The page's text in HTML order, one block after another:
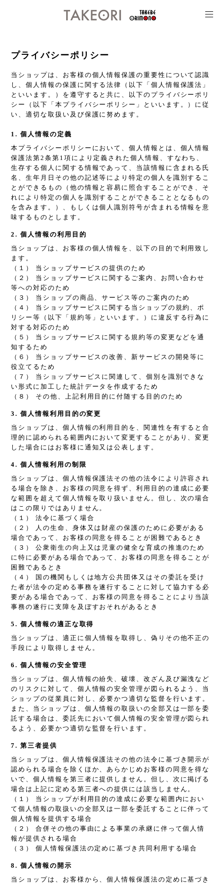
プライバシーポリシー
当ショップは、お客様の個人情報保護の重要性について認識
し、個人情報の保護に関する法律（以下「個人情報保護法」
といいます。）を遵守すると共に、以下のプライバシーポリ
シー（以下「本プライバシーポリシー」といいます。）に従
い、適切な取扱い及び保護に努めます。
1. 個人情報の定義
本プライバシーポリシーにおいて、個人情報とは、個人情報
保護法第2条第1項により定義された個人情報、すなわち、
生存する個人に関する情報であって、当該情報に含まれる氏
名、生年月日その他の記述等により特定の個人を識別するこ
とができるもの（他の情報と容易に照合することができ、そ
れにより特定の個人を識別することができることとなるもの
を含みます。）、もしくは個人識別符号が含まれる情報を意
味するものとします。
2. 個人情報の利用目的
当ショップは、お客様の個人情報を、以下の目的で利用致し
ます。
（１） 当ショップサービスの提供のため
（２） 当ショップサービスに関するご案内、お問い合わせ
等への対応のため
（３） 当ショップの商品、サービス等のご案内のため
（４） 当ショップサービスに関する当ショップの規約、ポ
リシー等（以下「規約等」といいます。）に違反する行為に
対する対応のため
（５） 当ショップサービスに関する規約等の変更などを通
知するため
（６） 当ショップサービスの改善、新サービスの開発等に
役立てるため
（７） 当ショップサービスに関連して、個別を識別できな
い形式に加工した統計データを作成するため
（８） その他、上記利用目的に付随する目的のため
3. 個人情報利用目的の変更
当ショップは、個人情報の利用目的を、関連性を有すると合
理的に認められる範囲内において変更することがあり、変更
した場合にはお客様に通知又は公表します。
4. 個人情報利用の制限
当ショップは、個人情報保護法その他の法令により許容され
る場合を除き、お客様の同意を得ず、利用目的の達成に必要
な範囲を超えて個人情報を取り扱いません。但し、次の場合
はこの限りではありません。
（１） 法令に基づく場合
（２） 人の生命、身体又は財産の保護のために必要がある
場合であって、お客様の同意を得ることが困難であるとき
（３） 公衆衛生の向上又は児童の健全な育成の推進のため
に特に必要がある場合であって、お客様の同意を得ることが
困難であるとき
（４） 国の機関もしくは地方公共団体又はその委託を受け
た者が法令の定める事務を遂行することに対して協力する必
要がある場合であって、お客様の同意を得ることにより当該
事務の遂行に支障を及ぼすおそれがあるとき
5. 個人情報の適正な取得
当ショップは、適正に個人情報を取得し、偽りその他不正の
手段により取得しません。
6. 個人情報の安全管理
当ショップは、個人情報の紛失、破壊、改ざん及び漏洩など
のリスクに対して、個人情報の安全管理が図られるよう、当
ショップの従業員に対し、必要かつ適切な監督を行います。
また、当ショップは、個人情報の取扱いの全部又は一部を委
託する場合は、委託先において個人情報の安全管理が図られ
るよう、必要かつ適切な監督を行います。
7. 第三者提供
当ショップは、個人情報保護法その他の法令に基づき開示が
認められる場合を除くほか、あらかじめお客様の同意を得な
いで、個人情報を第三者に提供しません。但し、次に掲げる
場合は上記に定める第三者への提供には該当しません。
（１） 当ショップが利用目的の達成に必要な範囲内におい
て個人情報の取扱いの全部又は一部を委託することに伴って
個人情報を提供する場合
（２） 合併その他の事由による事業の承継に伴って個人情
報が提供される場合
（３） 個人情報保護法の定めに基づき共同利用する場合
8. 個人情報の開示
当ショップは、お客様から、個人情報保護法の定めに基づき